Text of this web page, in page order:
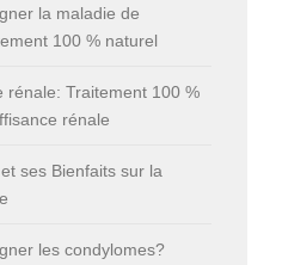
la maladie de
100 % naturel
rénale: Traitement 100 %
rénale
ses Bienfaits sur la
les condylomes?